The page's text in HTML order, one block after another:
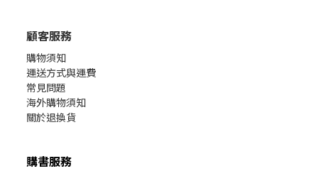
顧客服務
購物須知
運送方式與運費
常見問題
海外購物須知
關於退換貨
購書服務